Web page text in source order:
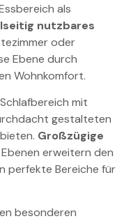
als
nutzbares
oder
Ebene durch
Wohnkomfort.
mit
gestalteten
Großzügige
erweitern den
perfekte Bereiche für
besonderen